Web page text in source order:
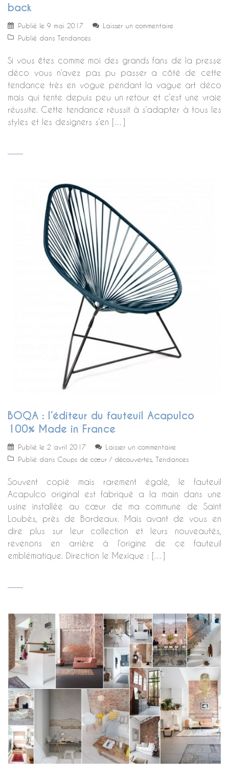
back
Publié le 9 mai 2017
Laisser un commentaire
Publié dans Tendances
Si vous êtes comme moi des grands fans de la presse
déco vous n’avez pas pu passer a côté de cette
tendance très en vogue pendant la vague art déco
mais qui tente depuis peu un retour et c’est une vraie
réussite. Cette tendance réussit à s’adapter à tous les
styles et les designers s’en […]
BOQA : l’éditeur du fauteuil Acapulco
100% Made in France
Publié le 2 avril 2017
Laisser un commentaire
Publié dans Coups de cœur / découvertes Tendances
Souvent copié mais rarement égalé, le fauteuil
Acapulco original est fabriqué a la main dans une
usine installée au cœur de ma commune de Saint
Loubès, près de Bordeaux. Mais avant de vous en
dire plus sur leur collection et leurs nouveautés,
revenons en arrière à l’origine de ce fauteuil
emblématique. Direction le Mexique : […]